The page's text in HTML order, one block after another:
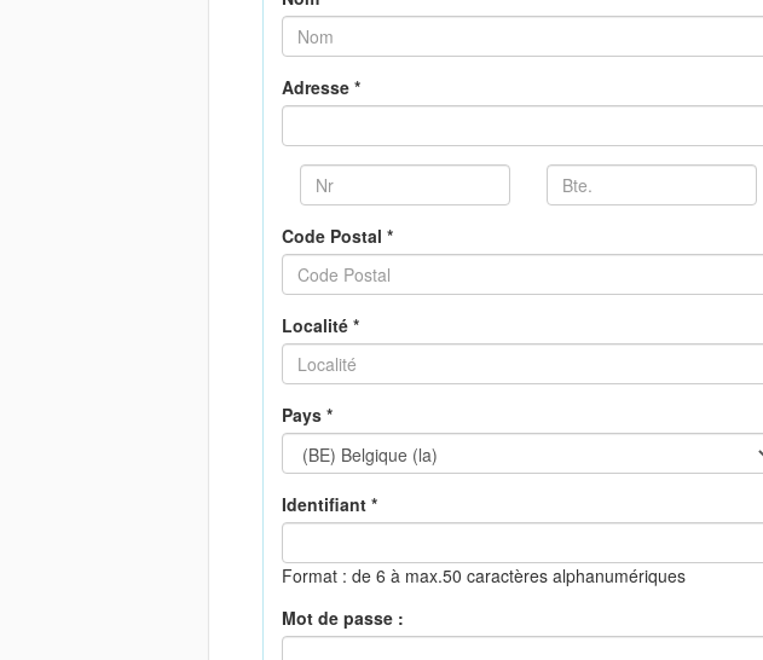
Adresse *
Code Postal *
Localité *
Pays *
Identifiant *
Format : de 6 à max.50 caractères alphanumériques
Mot de passe :